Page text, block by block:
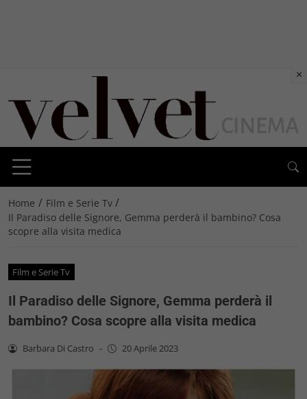
Home / Film e Serie Tv /
Il Paradiso delle Signore, Gemma perderà il bambino? Cosa
scopre alla visita medica
Film e Serie Tv
Il Paradiso delle Signore, Gemma perderà il
bambino? Cosa scopre alla visita medica
Barbara Di Castro - 20 Aprile 2023
×